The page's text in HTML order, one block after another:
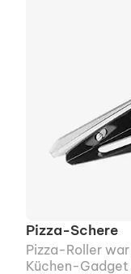
Pizza-Schere
Pizza-Roller
Küchen-Gadget